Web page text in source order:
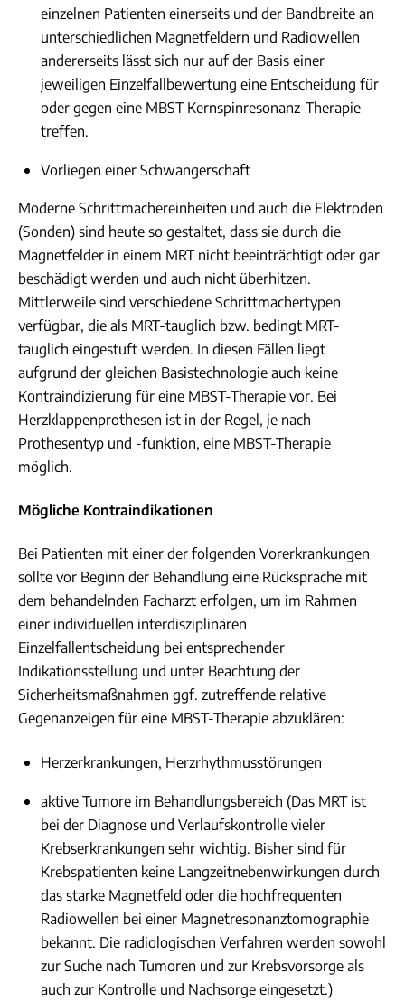
einzelnen Patienten einerseits und der Bandbreite an
unterschiedlichen Magnetfeldern und Radiowellen
andererseits lässt sich nur auf der Basis einer
jeweiligen Einzelfallbewertung eine Entscheidung für
oder gegen eine MBST Kernspinresonanz-Therapie
treffen.
Vorliegen einer Schwangerschaft
Moderne Schrittmachereinheiten und auch die Elektroden
(Sonden) sind heute so gestaltet, dass sie durch die
Magnetfelder in einem MRT nicht beeinträchtigt oder gar
beschädigt werden und auch nicht überhitzen.
Mittlerweile sind verschiedene Schrittmachertypen
verfügbar, die als MRT-tauglich bzw. bedingt MRT-
tauglich eingestuft werden. In diesen Fällen liegt
aufgrund der gleichen Basistechnologie auch keine
Kontraindizierung für eine MBST-Therapie vor. Bei
Herzklappenprothesen ist in der Regel, je nach
Prothesentyp und -funktion, eine MBST-Therapie
möglich.
Mögliche Kontraindikationen
Bei Patienten mit einer der folgenden Vorerkrankungen
sollte vor Beginn der Behandlung eine Rücksprache mit
dem behandelnden Facharzt erfolgen, um im Rahmen
einer individuellen interdisziplinären
Einzelfallentscheidung bei entsprechender
Indikationsstellung und unter Beachtung der
Sicherheitsmaßnahmen ggf. zutreffende relative
Gegenanzeigen für eine MBST-Therapie abzuklären:
Herzerkrankungen, Herzrhythmusstörungen
aktive Tumore im Behandlungsbereich (Das MRT ist
bei der Diagnose und Verlaufskontrolle vieler
Krebserkrankungen sehr wichtig. Bisher sind für
Krebspatienten keine Langzeitnebenwirkungen durch
das starke Magnetfeld oder die hochfrequenten
Radiowellen bei einer Magnetresonanztomographie
bekannt. Die radiologischen Verfahren werden sowohl
zur Suche nach Tumoren und zur Krebsvorsorge als
auch zur Kontrolle und Nachsorge eingesetzt.)